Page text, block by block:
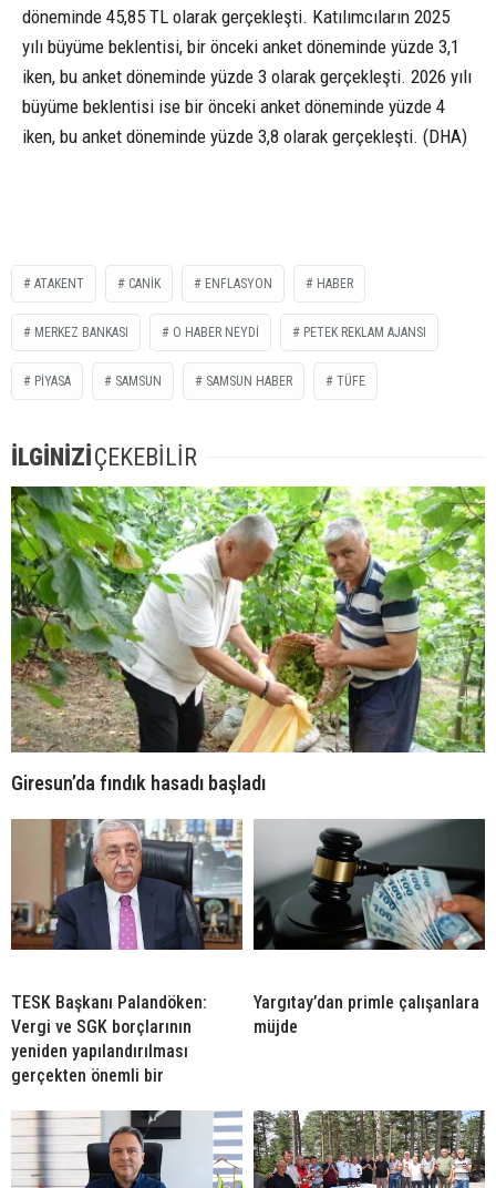
döneminde 45,85 TL olarak gerçekleşti. Katılımcıların 2025
yılı büyüme beklentisi, bir önceki anket döneminde yüzde 3,1
iken, bu anket döneminde yüzde 3 olarak gerçekleşti. 2026 yılı
büyüme beklentisi ise bir önceki anket döneminde yüzde 4
iken, bu anket döneminde yüzde 3,8 olarak gerçekleşti. (DHA)
ATAKENT CANİK ENFLASYON HABER
MERKEZ BANKASI O HABER NEYDİ PETEK REKLAM AJANSI
PİYASA SAMSUN SAMSUN HABER TÜFE
İLGİNİZİÇEKEBİLİR
Giresun’da fındık hasadı başladı
TESK Başkanı Palandöken:
Vergi ve SGK borçlarının
yeniden yapılandırılması
gerçekten önemli bir
Yargıtay’dan primle çalışanlara
müjde